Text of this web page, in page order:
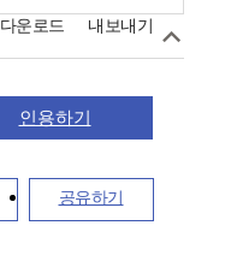
다운로드 내보내기
인용하기
공유하기